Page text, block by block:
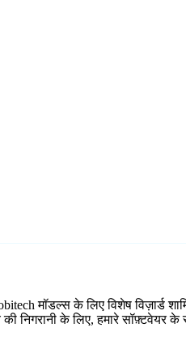
मॉडल्स के लिए विशेष विज़ार्ड
निगरानी के लिए, हमारे सॉफ़्टवेयर